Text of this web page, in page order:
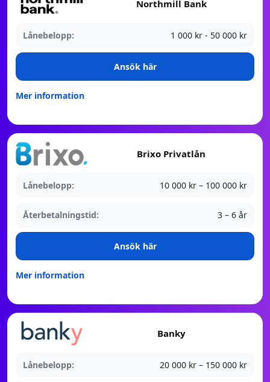
Northmill Bank
Lånebelopp: 1 000 kr - 50 000 kr
Ansök här
Mer information
Brixo Privatlån
Lånebelopp: 10 000 kr – 100 000 kr
Återbetalningstid: 3 – 6 år
Ansök här
Mer information
Banky
Lånebelopp: 20 000 kr – 150 000 kr